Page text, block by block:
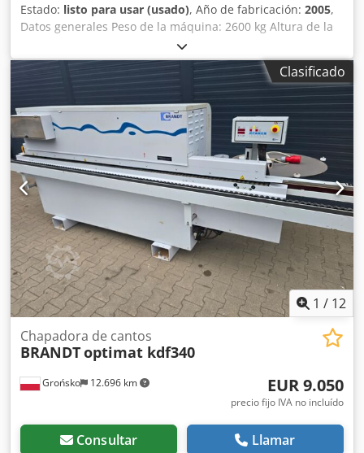
Estado: listo para usar (usado), Año de fabricación: 2005,
Datos generales Peso de la máquina: 2600 kg Altura de la
máquina: 2300 mm Dimensiones Dodjx E Eggopfx Ab Ejck
Longitud de la máquina: 6060 mm Esta chapeadora de
cantos BRANDT OPTIMAT KDF 670 fue fabricada en 2005.
Está equipada con una completa gama de unidades de
procesamiento, incluyendo premoldeado, aplicación de
adhesivo, alimentación y corte de cantos, y pulido. Puede
trabajar piezas con espesores de 8 a 60 mm y bandas de
canto de hasta 15 mm. La velocidad de avance alcanza
hasta 20 m/min, optimizando la productividad. Considere
la oportunidad de adquirir esta chapeadora de cantos
BRANDT OPTIMAT KDF 670. Contáctenos para más
información sobre esta máquina. Tipos de aplicación
Chapeado de cantos
Clasificado
1 / 12
Grońsko 12.696 km
Chapadora de cantos
BRANDToptimat kdf340
EUR 9.050
precio fijo IVA no incluído
Consultar Llamar